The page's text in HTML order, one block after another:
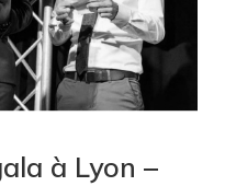
à Lyon –